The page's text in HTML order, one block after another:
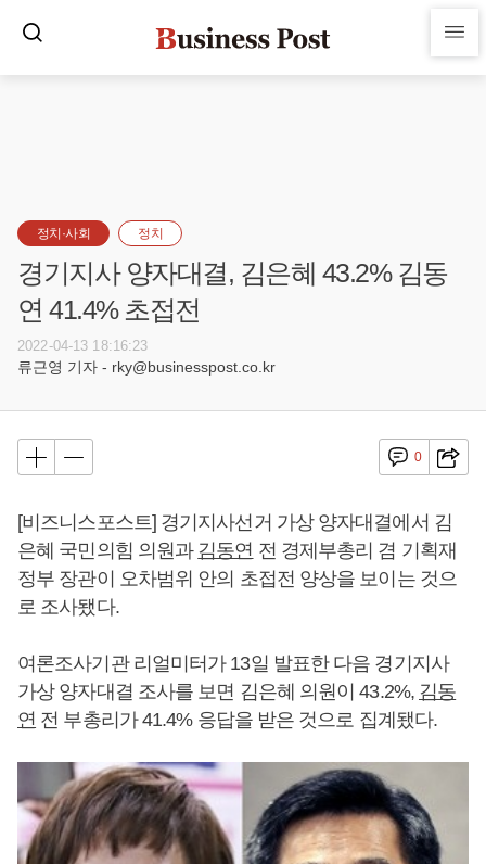
정치·사회 정치
경기지사 양자대결, 김은혜 43.2% 김동
연 41.4% 초접전
2022-04-13 18:16:23
류근영 기자 - rky@businesspost.co.kr
0
[비즈니스포스트] 경기지사선거 가상 양자대결에서 김
은혜 국민의힘 의원과 김동연 전 경제부총리 겸 기획재
정부 장관이 오차범위 안의 초접전 양상을 보이는 것으
로 조사됐다.
여론조사기관 리얼미터가 13일 발표한 다음 경기지사
가상 양자대결 조사를 보면 김은혜 의원이 43.2%, 김동
연 전 부총리가 41.4% 응답을 받은 것으로 집계됐다.